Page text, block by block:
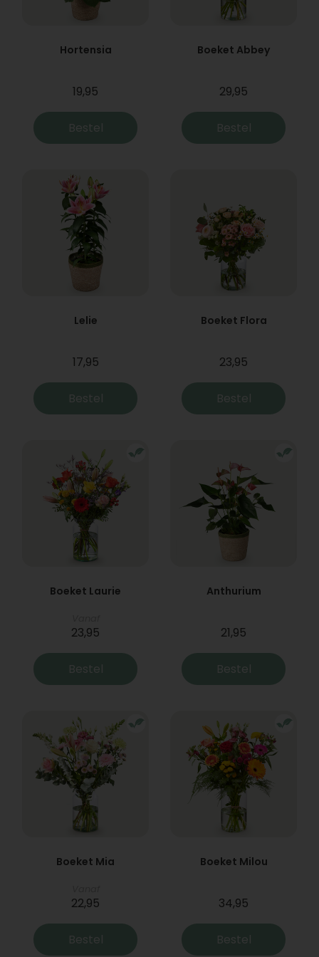
Hortensia
19,95
Bestel
Boeket Abbey
29,95
Bestel
Lelie
17,95
Bestel
Boeket Flora
23,95
Bestel
Boeket Laurie
23,95
Bestel
Anthurium
21,95
Bestel
Boeket Mia
22,95
Bestel
Boeket Milou
34,95
Bestel